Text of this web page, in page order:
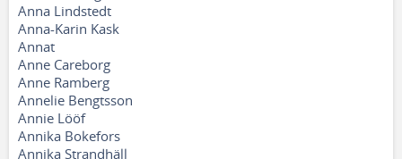
Anna Lindstedt
Anna-Karin Kask
Annat
Anne Careborg
Anne Ramberg
Annelie Bengtsson
Annie Lööf
Annika Bokefors
Annika Strandhäll